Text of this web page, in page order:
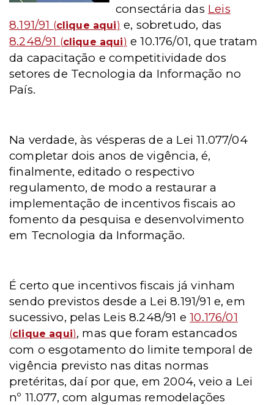
consectária das Leis
8.191/91 (clique aqui) e, sobretudo, das
8.248/91 (clique aqui) e 10.176/01, que tratam
da capacitação e competitividade dos
setores de Tecnologia da Informação no
País.
Na verdade, às vésperas de a Lei 11.077/04
completar dois anos de vigência, é,
finalmente, editado o respectivo
regulamento, de modo a restaurar a
implementação de incentivos fiscais ao
fomento da pesquisa e desenvolvimento
em Tecnologia da Informação.
É certo que incentivos fiscais já vinham
sendo previstos desde a Lei 8.191/91 e, em
sucessivo, pelas Leis 8.248/91 e10.176/01
(clique aqui), mas que foram estancados
com o esgotamento do limite temporal de
vigência previsto nas ditas normas
pretéritas, daí por que, em 2004, veio a Lei
nº 11.077, com algumas remodelações